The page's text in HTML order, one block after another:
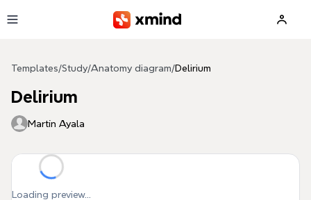
Templates/Study/Anatomy diagram/Delirium
Delirium
Martín Ayala
Loading preview...